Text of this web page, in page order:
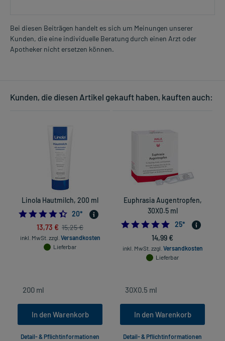
Bei diesen Beiträgen handelt es sich um Meinungen unserer
Kunden, die eine individuelle Beratung durch einen Arzt oder
Apotheker nicht ersetzen können.
Kunden, die diesen Artikel gekauft haben, kauften auch:
Linola Hautmilch, 200 ml
4.45
20*
13,73 € 15,25 €
inkl. MwSt. zzgl. Versandkosten
Lieferbar
In den Warenkorb
Detail- & Pflichtinformationen
Euphrasia Augentropfen,
30X0.5 ml
4.96
25*
14,99 €
inkl. MwSt. zzgl. Versandkosten
Lieferbar
In den Warenkorb
Detail- & Pflichtinformationen